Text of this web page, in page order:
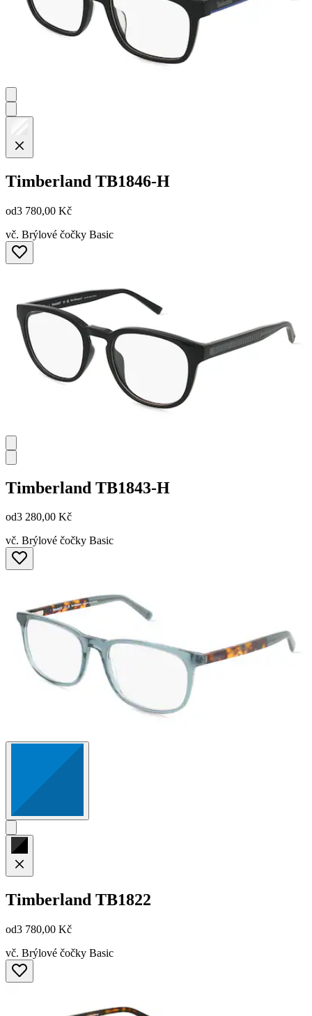
Timberland TB1846-H
od3 780,00 Kč
vč. Brýlové čočky Basic
Timberland TB1843-H
od3 280,00 Kč
vč. Brýlové čočky Basic
Timberland TB1822
od3 780,00 Kč
vč. Brýlové čočky Basic